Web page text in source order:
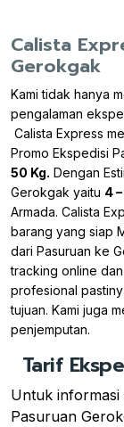
Calista
Gerokgak
Kami tidak hanya
pengalaman
Calista Express
Promo Ekspedisi
50 Kg. Dengan
Gerokgak yaitu 4
Armada. Calista
barang yang siap
dari Pasuruan ke
tracking online
profesional
tujuan. Kami juga
penjemputan.
Tarif
Untuk informasi
Pasuruan